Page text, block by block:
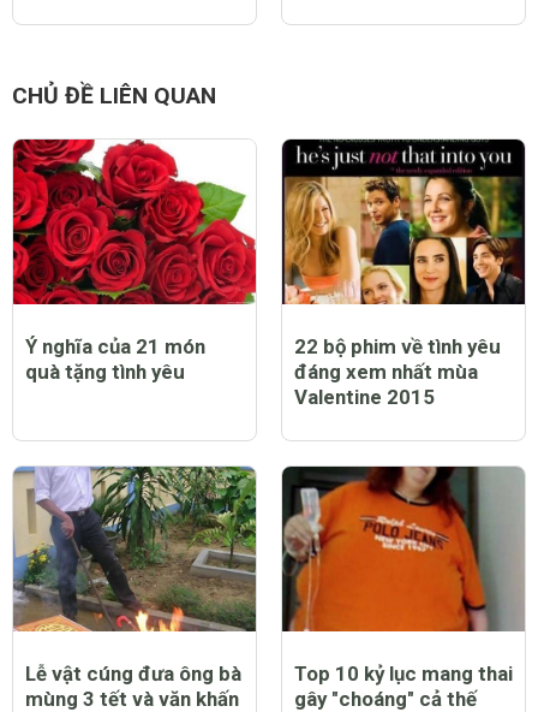
CHỦ ĐỀ LIÊN QUAN
quà tặng tình yêu
đáng xem nhất mùa
Valentine 2015